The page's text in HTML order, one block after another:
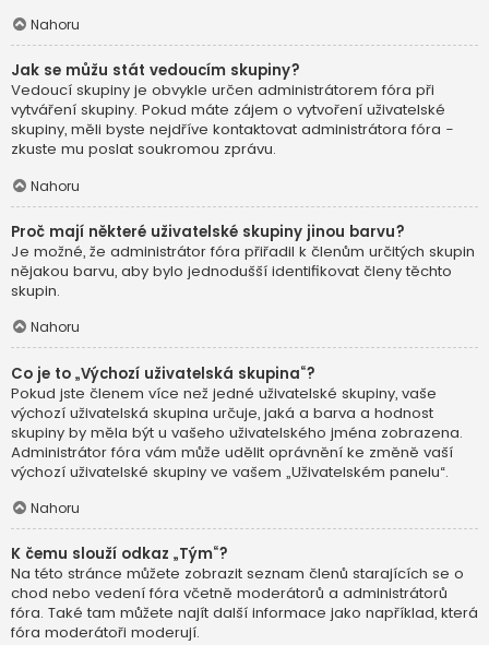
Nahoru
Jak se můžu stát vedoucím skupiny?
Vedoucí skupiny je obvykle určen administrátorem fóra při
vytváření skupiny. Pokud máte zájem o vytvoření uživatelské
skupiny, měli byste nejdříve kontaktovat administrátora fóra -
zkuste mu poslat soukromou zprávu.
Nahoru
Proč mají některé uživatelské skupiny jinou barvu?
Je možné, že administrátor fóra přiřadil k členům určitých skupin
nějakou barvu, aby bylo jednodušší identifikovat členy těchto
skupin.
Nahoru
Co je to „Výchozí uživatelská skupina“?
Pokud jste členem více než jedné uživatelské skupiny, vaše
výchozí uživatelská skupina určuje, jaká a barva a hodnost
skupiny by měla být u vašeho uživatelského jména zobrazena.
Administrátor fóra vám může udělit oprávnění ke změně vaší
výchozí uživatelské skupiny ve vašem „Uživatelském panelu“.
Nahoru
K čemu slouží odkaz „Tým“?
Na této stránce můžete zobrazit seznam členů starajících se o
chod nebo vedení fóra včetně moderátorů a administrátorů
fóra. Také tam můžete najít další informace jako například, která
fóra moderátoři moderují.